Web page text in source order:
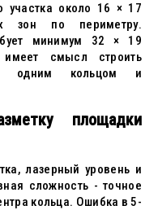
участка около 16 × 17
зон по периметру.
минимум 32 × 19
смысл строить
с одним кольцом и
площадки
лазерный уровень и
сложность - точное
кольца. Ошибка в 5-